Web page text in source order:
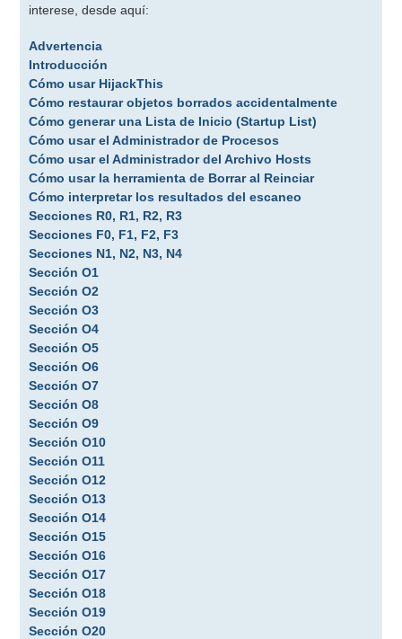
interese, desde aquí:
Advertencia
Introducción
Cómo usar HijackThis
Cómo restaurar objetos borrados accidentalmente
Cómo generar una Lista de Inicio (Startup List)
Cómo usar el Administrador de Procesos
Cómo usar el Administrador del Archivo Hosts
Cómo usar la herramienta de Borrar al Reinciar
Cómo interpretar los resultados del escaneo
Secciones R0, R1, R2, R3
Secciones F0, F1, F2, F3
Secciones N1, N2, N3, N4
Sección O1
Sección O2
Sección O3
Sección O4
Sección O5
Sección O6
Sección O7
Sección O8
Sección O9
Sección O10
Sección O11
Sección O12
Sección O13
Sección O14
Sección O15
Sección O16
Sección O17
Sección O18
Sección O19
Sección O20